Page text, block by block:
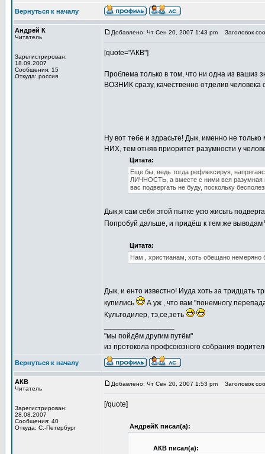
Вернуться к началу
Андрей К
Читатель
Зарегистрирован:
18.09.2007
Сообщения: 15
Откуда: россия
Добавлено: Чт Сен 20, 2007 1:43 pm Заголовок
[quote="АКВ"]
Проблема только в том, что ни одна из
ВОЗНИК сразу, качественно отделив человека
Ну вот тебе и здрасьте! Дык, именно не
НИХ, тем отняв приоритет разумности у
Цитата:
Еще бы, ведь тогда рефлексируя,
ЛИЧНОСТЬ, а вместе с ними вся разумная
вас подвергать не буду, поскольку
Дык,я сам себя этой пытке усю жисьть
Попробуй дальше, и придёш к тем же выводам
Цитата:
Нам , христианам, хоть обещано немеряно
Дык, и енто известно! Иуда хоть за тридцать
купились
А уж , что вам "понемногу
Культодилер, тэ,се,зеть
"мы пойдём другим путём"
из протокола профсоюзного собрания
Вернуться к началу
АКВ
Читатель
Зарегистрирован:
28.08.2007
Сообщения: 40
Откуда: С.-Петербург
Добавлено: Чт Сен 20, 2007 1:53 pm Заголовок
[/quote]
АндрейК писал(а):
АКВ писал(а):